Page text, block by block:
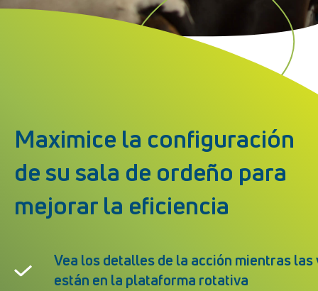
Maximice la configuración
de su sala de ordeño para
mejorar la eficiencia
Vea los detalles de la acción mientras las
están en la plataforma rotativa